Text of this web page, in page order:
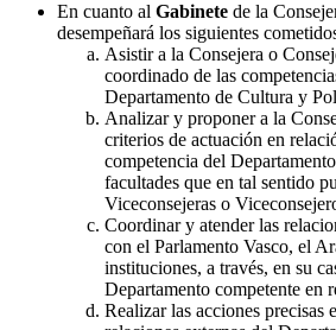
En cuanto al Gabinete de la
desempeñará los siguientes
Asistir a la Consejera o
coordinado de las
Departamento de Cultura y
Analizar y proponer a la
criterios de actuación en
competencia del
facultades que en tal sentido
Viceconsejeras o
Coordinar y atender las
con el Parlamento Vasco, el
instituciones, a través, en su
Departamento competente en
Realizar las acciones precisas